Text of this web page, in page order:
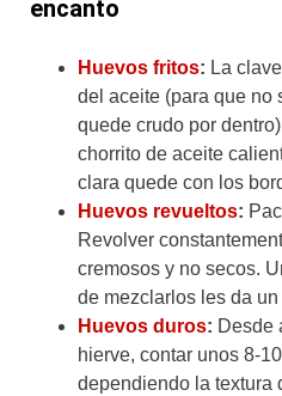
encanto
Huevos fritos: La
del aceite (para que no
quede crudo por
chorrito de aceite
clara quede con los
Huevos revueltos:
Revolver
cremosos y no secos.
de mezclarlos les da
Huevos duros: Desde
hierve, contar unos 8-
dependiendo la textura